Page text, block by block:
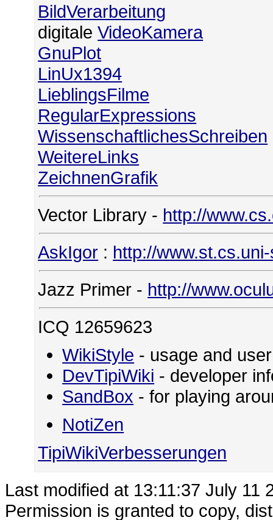
BildVerarbeitung
digitaleVideoKamera
GnuPlot
LinUx1394
LieblingsFilme
RegularExpressions
WissenschaftlichesSchreiben
WeitereLinks
ZeichnenGrafik
Vector Library - http://
AskIgor : http://
Jazz Primer - http://
ICQ 12659623
WikiStyle - usage and
DevTipiWiki - developer
SandBox - for playing
NotiZen
TipiWikiVerbesserungen
Last modified at 13:11:37 July 11
Permission is granted to copy,